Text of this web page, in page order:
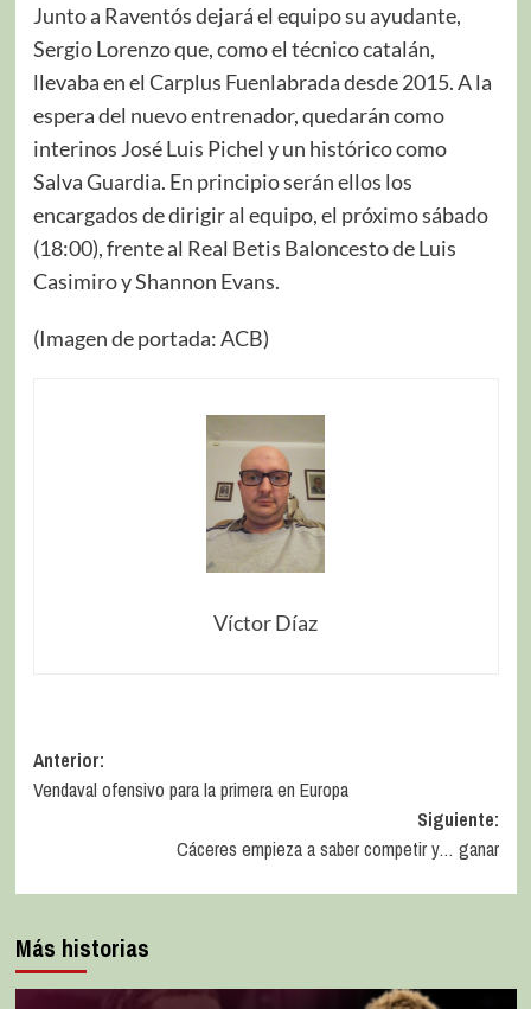
Junto a Raventós dejará el equipo su ayudante,
Sergio Lorenzo que, como el técnico catalán,
llevaba en el Carplus Fuenlabrada desde 2015. A la
espera del nuevo entrenador, quedarán como
interinos José Luis Pichel y un histórico como
Salva Guardia. En principio serán ellos los
encargados de dirigir al equipo, el próximo sábado
(18:00), frente al Real Betis Baloncesto de Luis
Casimiro y Shannon Evans.
(Imagen de portada: ACB)
Víctor Díaz
Anterior:
Vendaval ofensivo para la primera en Europa
Siguiente:
Cáceres empieza a saber competir y… ganar
Más historias